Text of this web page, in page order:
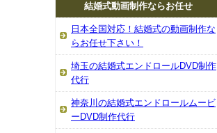
結婚式動画制作ならお任せ
日本全国対応！結婚式の動画制作な
らお任せ下さい！
埼玉の結婚式エンドロールDVD制作
代行
神奈川の結婚式エンドロールムービ
ーDVD制作代行